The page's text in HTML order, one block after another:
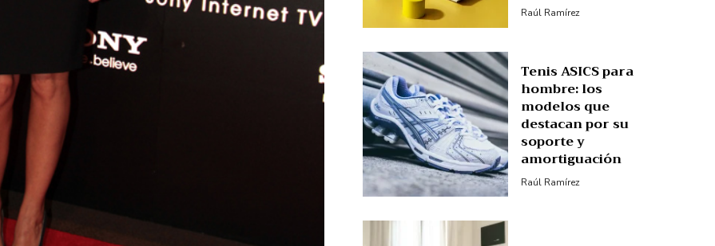
Raúl Ramírez
Tenis ASICS para
hombre: los
modelos que
destacan por su
soporte y
amortiguación
Raúl Ramírez